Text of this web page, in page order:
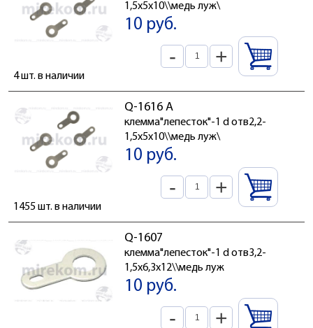
1,5x5x10\\медь луж\
10 руб.
- +
4 шт. в наличии
Q-1616 А
клемма"лепесток"-1 d отв2,2-
1,5x5x10\\медь луж\
10 руб.
- +
1455 шт. в наличии
Q-1607
клемма"лепесток"-1 d отв3,2-
1,5x6,3x12\\медь луж
10 руб.
- +